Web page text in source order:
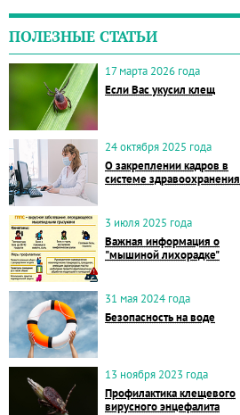
ПОЛЕЗНЫЕ СТАТЬИ
17 марта 2026 года
Если Вас укусил клещ
24 октября 2025 года
О закреплении кадров в
системе здравоохранения
3 июля 2025 года
Важная информация о
"мышиной лихорадке"
31 мая 2024 года
Безопасность на воде
13 ноября 2023 года
Профилактика клещевого
вирусного энцефалита